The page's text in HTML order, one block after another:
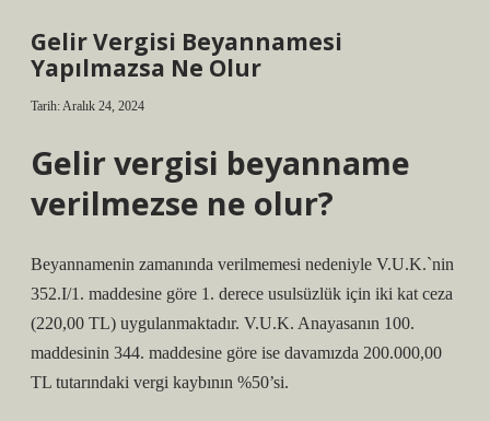
Gelir Vergisi Beyannamesi
Yapılmazsa Ne Olur
Tarih: Aralık 24, 2024
Gelir vergisi beyanname
verilmezse ne olur?
Beyannamenin zamanında verilmemesi nedeniyle V.U.K.`nin
352.I/1. maddesine göre 1. derece usulsüzlük için iki kat ceza
(220,00 TL) uygulanmaktadır. V.U.K. Anayasanın 100.
maddesinin 344. maddesine göre ise davamızda 200.000,00
TL tutarındaki vergi kaybının %50’si.